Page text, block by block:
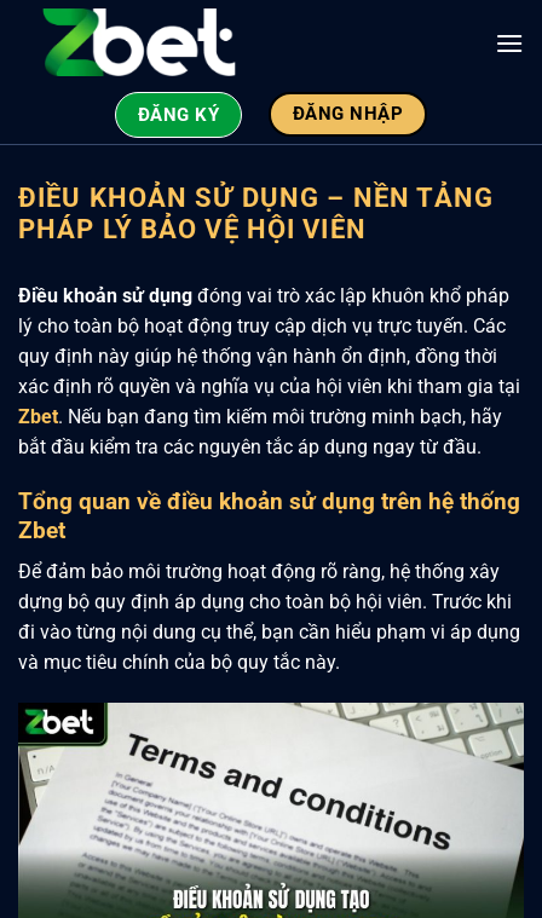
ĐĂNG KÝ ĐĂNG NHẬP
ĐIỀU KHOẢN SỬ DỤNG – NỀN TẢNG
PHÁP LÝ BẢO VỆ HỘI VIÊN
Điều khoản sử dụng đóng vai trò xác lập khuôn khổ pháp
lý cho toàn bộ hoạt động truy cập dịch vụ trực tuyến. Các
quy định này giúp hệ thống vận hành ổn định, đồng thời
xác định rõ quyền và nghĩa vụ của hội viên khi tham gia tại
Zbet. Nếu bạn đang tìm kiếm môi trường minh bạch, hãy
bắt đầu kiểm tra các nguyên tắc áp dụng ngay từ đầu.
Tổng quan về điều khoản sử dụng trên hệ thống
Zbet
Để đảm bảo môi trường hoạt động rõ ràng, hệ thống xây
dựng bộ quy định áp dụng cho toàn bộ hội viên. Trước khi
đi vào từng nội dung cụ thể, bạn cần hiểu phạm vi áp dụng
và mục tiêu chính của bộ quy tắc này.